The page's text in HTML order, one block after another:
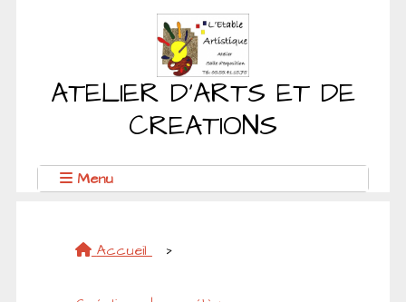
ATELIER D'ARTS ET DE
CREATIONS
Menu
Accueil >